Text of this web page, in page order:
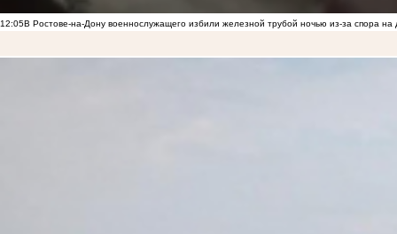
12:05В Ростове-на-Дону военнослужащего избили железной трубой ночью из-за спора на